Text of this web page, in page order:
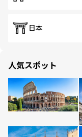
日本
人気スポット